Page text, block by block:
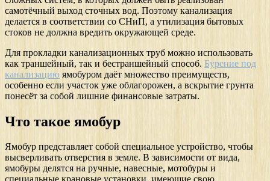
самотёчный выход сточных вод. Поэтому канализация
делается в соответствии со СНиП, а утилизация бытовых
стоков не должна вредить окружающей среде.
Для прокладки канализационных труб можно использовать
как траншейный, так и бестраншейный способ. Бурение под
канализацию ямобуром даёт множество преимуществ,
особенно если участок уже облагорожен, а вскрытие грунта
понесёт за собой лишние финансовые затраты.
Что такое ямобур
Ямобур представляет собой специальное устройство, чтобы
высверливать отверстия в земле. В зависимости от вида,
ямобуры делятся на ручные, навесные, мотобуры и